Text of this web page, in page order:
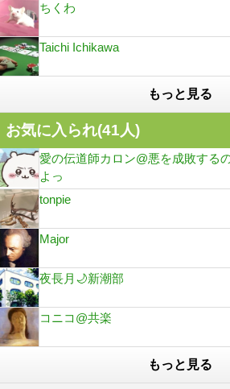
ちくわ
Taichi Ichikawa
もっと見る
お気に入られ(41人)
愛の伝道師カロン@悪を成敗する
よっ
tonpie
Major
夜長月🌙新潮部
コニコ@共楽
もっと見る